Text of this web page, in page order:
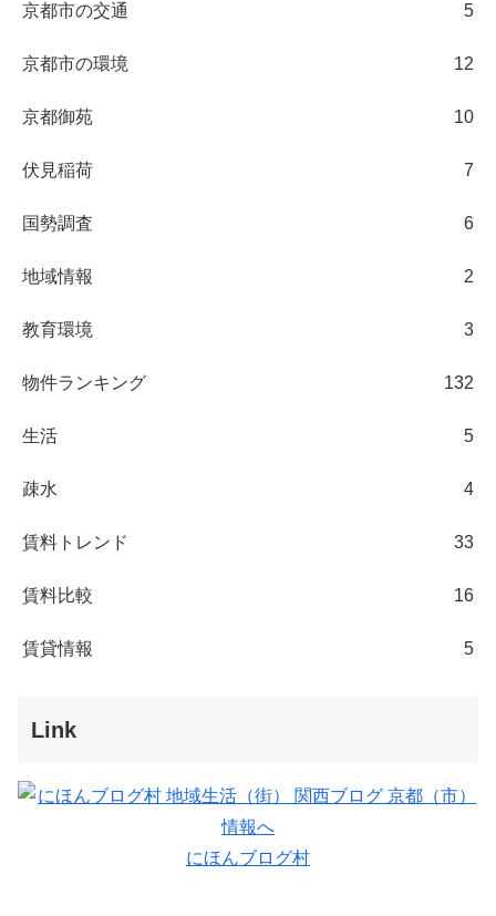
京都市の交通 5
京都市の環境 12
京都御苑 10
伏見稲荷 7
国勢調査 6
地域情報 2
教育環境 3
物件ランキング 132
生活 5
疎水 4
賃料トレンド 33
賃料比較 16
賃貸情報 5
Link
にほんブログ村